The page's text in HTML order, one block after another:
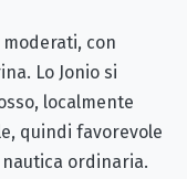
con
Lo Jonio si
localmente
quindi favorevole
ordinaria.